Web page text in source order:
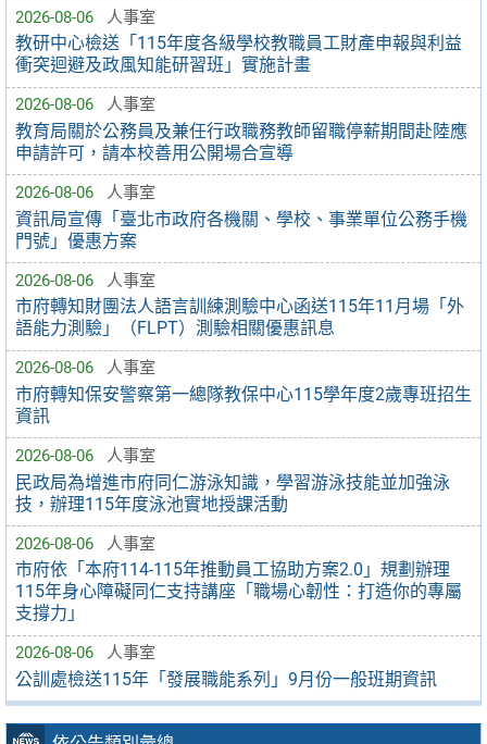
2026-08-06 人事室
教研中心檢送「115年度各級學校教職員工財產申報與利益
衝突迴避及政風知能研習班」實施計畫
2026-08-06 人事室
教育局關於公務員及兼任行政職務教師留職停薪期間赴陸應
申請許可，請本校善用公開場合宣導
2026-08-06 人事室
資訊局宣傳「臺北市政府各機關、學校、事業單位公務手機
門號」優惠方案
2026-08-06 人事室
市府轉知財團法人語言訓練測驗中心函送115年11月場「外
語能力測驗」（FLPT）測驗相關優惠訊息
2026-08-06 人事室
市府轉知保安警察第一總隊教保中心115學年度2歲專班招生
資訊
2026-08-06 人事室
民政局為增進市府同仁游泳知識，學習游泳技能並加強泳
技，辦理115年度泳池實地授課活動
2026-08-06 人事室
市府依「本府114-115年推動員工協助方案2.0」規劃辦理
115年身心障礙同仁支持講座「職場心韌性：打造你的專屬
支撐力」
2026-08-06 人事室
公訓處檢送115年「發展職能系列」9月份一般班期資訊